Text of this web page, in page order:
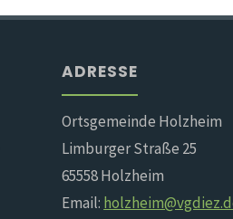
ADRESSE
Ortsgemeinde Holzheim
Limburger Straße 25
65558 Holzheim
Email: